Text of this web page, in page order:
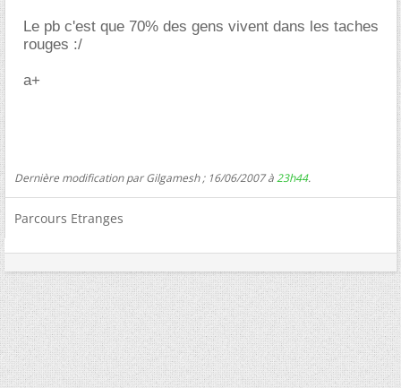
Le pb c'est que 70% des gens vivent dans les taches
rouges :/
a+
Dernière modification par Gilgamesh ; 16/06/2007 à23h44.
Parcours Etranges